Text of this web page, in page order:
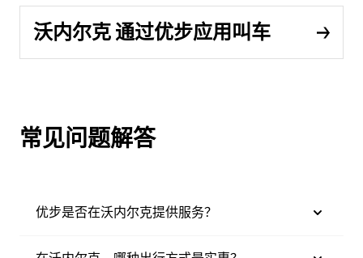
沃内尔克 通过优步应用叫车
常见问题解答
优步是否在沃内尔克提供服务？